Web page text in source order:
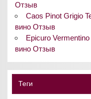
Отзыв
Caos Pinot Grigio
вино Отзыв
Epicuro
вино Отзыв
Теги